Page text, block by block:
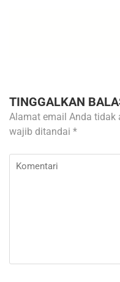
TINGGALKAN
Alamat email Anda tidak
wajib ditandai *
Komentari